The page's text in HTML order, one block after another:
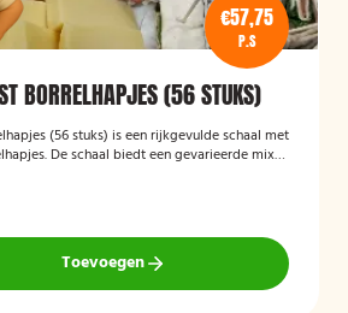
€57,75
P.S
BORRELHAPJES (56 STUKS)
(56 stuks) is een rijkgevulde schaal met
De schaal biedt een gevarieerde mix
De hapjes worden kant-en-klaar
voorbereiding uw gasten kunt trakteren op
borrelplank.
Toevoegen